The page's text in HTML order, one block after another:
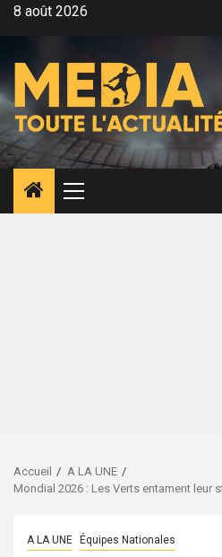
Aller8 août 2026
Menu
principal
Accueil
A LA UNE
Mondial 2026 : Les Verts entament leur
A LA UNE Équipes Nationales